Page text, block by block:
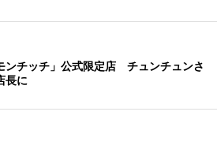
ンチッチ」公式限定店 チュンチュンさ
長に